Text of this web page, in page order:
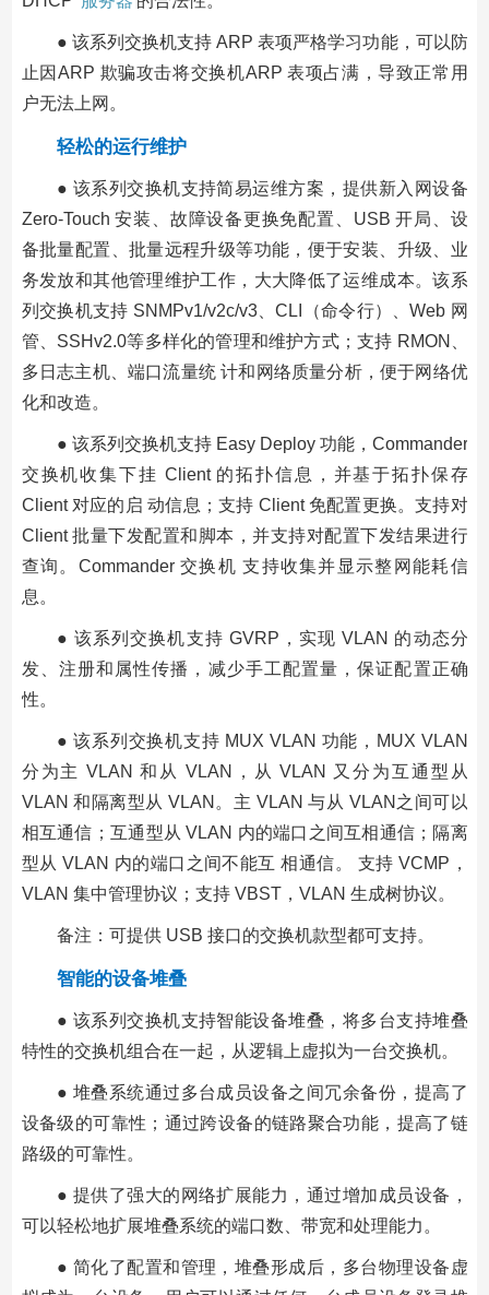
● 该系列交换机支持 ARP 表项严格学习功能，可以防
止因ARP 欺骗攻击将交换机ARP 表项占满，导致正常用
户无法上网。
轻松的运行维护
● 该系列交换机支持简易运维方案，提供新入网设备
Zero-Touch 安装、故障设备更换免配置、USB 开局、设
备批量配置、批量远程升级等功能，便于安装、升级、业
务发放和其他管理维护工作，大大降低了运维成本。该系
列交换机支持 SNMPv1/v2c/v3、CLI（命令行）、Web 网
管、SSHv2.0等多样化的管理和维护方式；支持 RMON、
多日志主机、端口流量统 计和网络质量分析，便于网络优
化和改造。
● 该系列交换机支持 Easy Deploy 功能，Commander
交换机收集下挂 Client 的拓扑信息，并基于拓扑保存
Client 对应的启 动信息；支持 Client 免配置更换。支持对
Client 批量下发配置和脚本，并支持对配置下发结果进行
查询。Commander 交换机 支持收集并显示整网能耗信
息。
● 该系列交换机支持 GVRP，实现 VLAN 的动态分
发、注册和属性传播，减少手工配置量，保证配置正确
性。
● 该系列交换机支持 MUX VLAN 功能，MUX VLAN
分为主 VLAN 和从 VLAN，从 VLAN 又分为互通型从
VLAN 和隔离型从 VLAN。主 VLAN 与从 VLAN之间可以
相互通信；互通型从 VLAN 内的端口之间互相通信；隔离
型从 VLAN 内的端口之间不能互 相通信。 支持 VCMP，
VLAN 集中管理协议；支持 VBST，VLAN 生成树协议。
备注：可提供 USB 接口的交换机款型都可支持。
智能的设备堆叠
● 该系列交换机支持智能设备堆叠，将多台支持堆叠
特性的交换机组合在一起，从逻辑上虚拟为一台交换机。
● 堆叠系统通过多台成员设备之间冗余备份，提高了
设备级的可靠性；通过跨设备的链路聚合功能，提高了链
路级的可靠性。
● 提供了强大的网络扩展能力，通过增加成员设备，
可以轻松地扩展堆叠系统的端口数、带宽和处理能力。
● 简化了配置和管理，堆叠形成后，多台物理设备虚